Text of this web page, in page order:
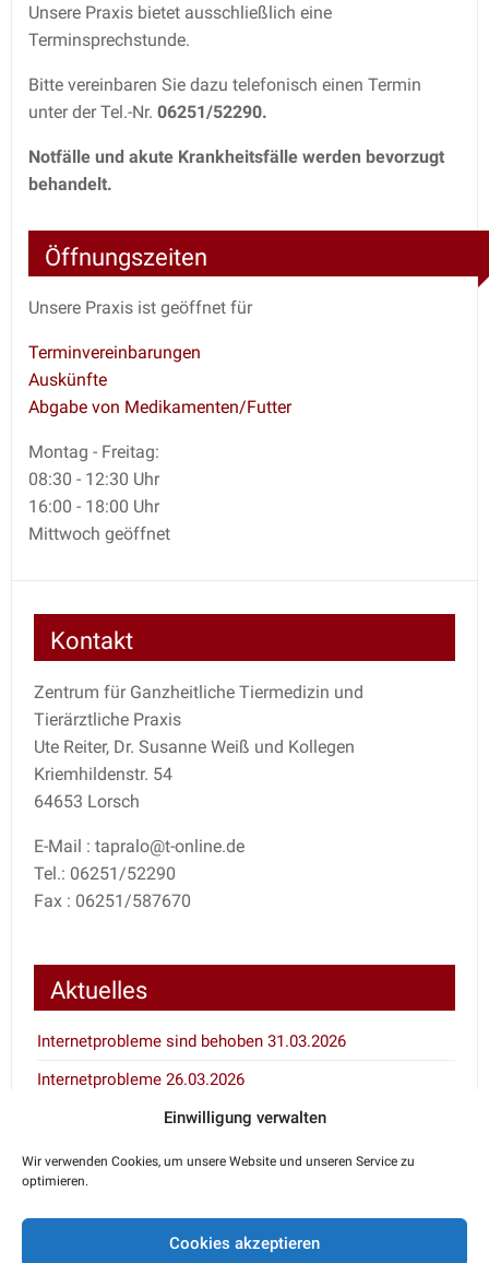
Einwilligung verwalten
Wir verwenden Cookies, um unsere Website und unseren Service zu
optimieren.
Cookies akzeptieren
Unsere Praxis bietet ausschließlich eine
Terminsprechstunde.
Bitte vereinbaren Sie dazu telefonisch einen Termin
unter der Tel.-Nr. 06251/52290.
Notfälle und akute Krankheitsfälle werden bevorzugt
behandelt.
Öffnungszeiten
Unsere Praxis ist geöffnet für
Terminvereinbarungen
Auskünfte
Abgabe von Medikamenten/Futter
Montag - Freitag:
08:30 - 12:30 Uhr
16:00 - 18:00 Uhr
Mittwoch geöffnet
Kontakt
Zentrum für Ganzheitliche Tiermedizin und
Tierärztliche Praxis
Ute Reiter, Dr. Susanne Weiß und Kollegen
Kriemhildenstr. 54
64653 Lorsch
E-Mail : tapralo@t-online.de
Tel.: 06251/52290
Fax : 06251/587670
Aktuelles
Internetprobleme sind behoben 31.03.2026
Internetprobleme 26.03.2026
Inventur 7.1. und 8.1.2026
Notdienstkalender